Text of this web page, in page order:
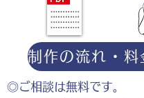
◎ご相談は無料です。